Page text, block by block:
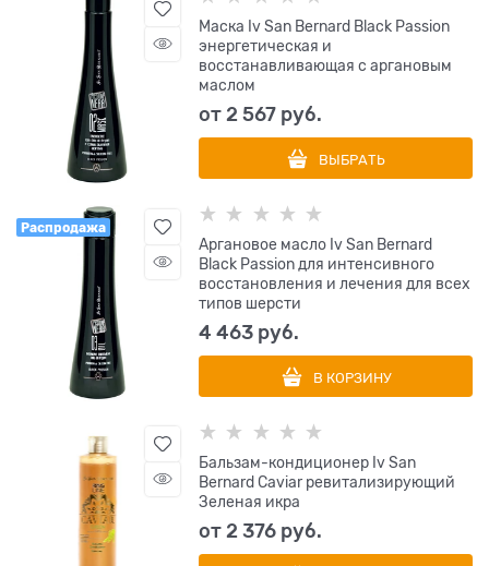
Маска Iv San Bernard Black Passion
энергетическая и
восстанавливающая с аргановым
маслом
от2 567 руб.
ВЫБРАТЬ
Распродажа
Аргановое масло Iv San Bernard
Black Passion для интенсивного
восстановления и лечения для всех
типов шерсти
4 463 руб.
В КОРЗИНУ
Бальзам-кондиционер Iv San
Bernard Caviar ревитализирующий
Зеленая икра
от2 376 руб.